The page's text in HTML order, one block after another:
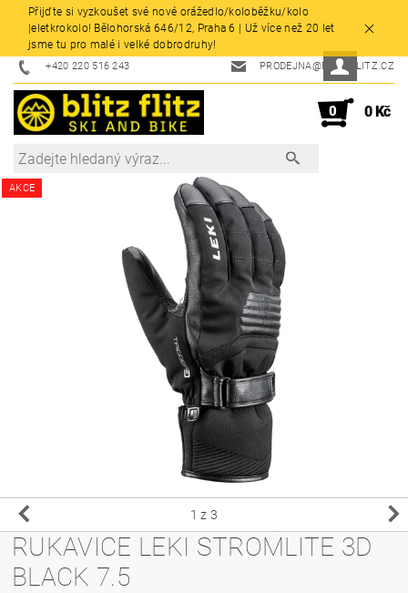
Přijďte si vyzkoušet své nové orážedlo/koloběžku/kolo
|eletkrokolo! Bělohorská 646/12, Praha 6 | Už více než 20 let
jsme tu pro malé i velké dobrodruhy!
+420 220 516 243 PRODEJNA@BLITZFLITZ.CZ
0 0 Kč
AKCE
1 z 3
RUKAVICE LEKI STROMLITE 3D
BLACK 7.5